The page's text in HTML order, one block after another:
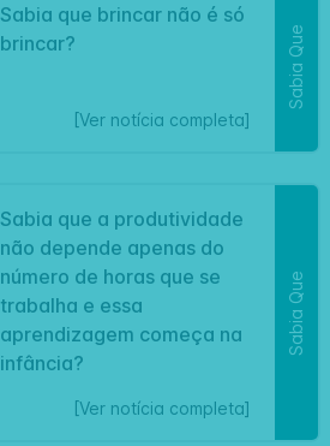
Sabia que brincar não é só
brincar?
[Ver notícia completa]
Sabia Que
Sabia que a produtividade
não depende apenas do
número de horas que se
trabalha e essa
aprendizagem começa na
infância?
[Ver notícia completa]
Sabia Que